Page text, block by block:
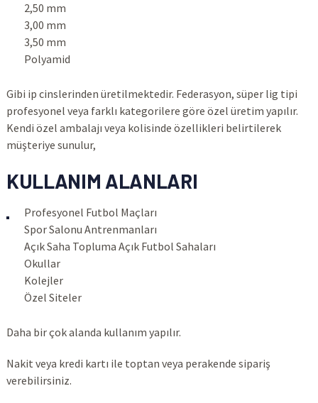
2,50 mm
3,00 mm
3,50 mm
Polyamid
Gibi ip cinslerinden üretilmektedir. Federasyon, süper lig tipi
profesyonel veya farklı kategorilere göre özel üretim yapılır.
Kendi özel ambalajı veya kolisinde özellikleri belirtilerek
müşteriye sunulur,
KULLANIM ALANLARI
Profesyonel Futbol Maçları
Spor Salonu Antrenmanları
Açık Saha Topluma Açık Futbol Sahaları
Okullar
Kolejler
Özel Siteler
Daha bir çok alanda kullanım yapılır.
Nakit veya kredi kartı ile toptan veya perakende sipariş
verebilirsiniz.